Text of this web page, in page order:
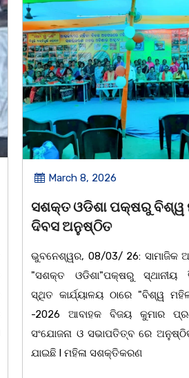
March 8, 2026
ଆନ୍ତର୍ଜାତୀୟ ମହିଳା ଦିବସ
ଉପଲକ୍ଷେ ନାଟକ ‘ଖାଣ୍ଟି ସୁନା’
ଚିଲିକା: ଆନ୍ତର୍ଜାତୀୟ ମହିଳା
ଅବସରରେ ବାଲୁଗାଁସ୍ଥିତ ମା'
ନିକେତନ ର ଓଡ଼ିଆ ଅସ୍ମିତା ଉପରେ
ନାଟକ "ଖାଣ୍ଟି ସୁନା" ଗୈ।ରୀ
ପ୍ରତିଷ୍ଠାନ, ଖୋର୍ଦ୍ଧା ଆନୁକୁଲ୍ୟରେ
ହୋଇଯାଇଛି। ଡ଼ଃ ପ୍ରଦୀପ ଭୈମିକ ଙ୍କ